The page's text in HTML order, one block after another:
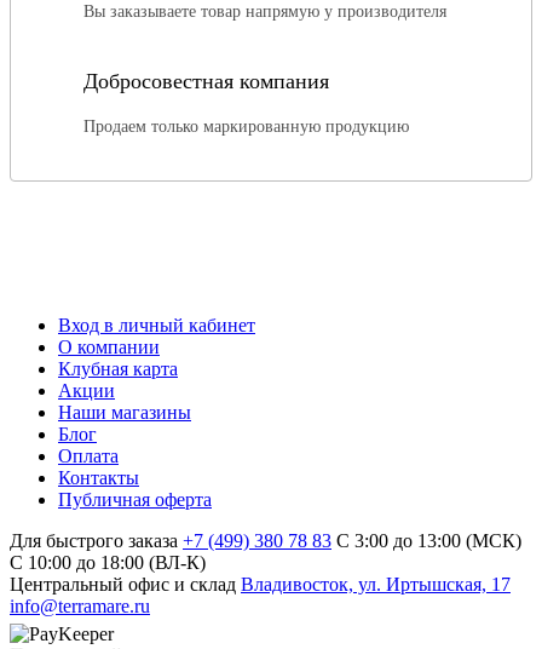
Вы заказываете товар напрямую у производителя
Добросовестная компания
Продаем только маркированную продукцию
Вход в личный кабинет
О компании
Клубная карта
Акции
Наши магазины
Блог
Оплата
Контакты
Публичная оферта
Для быстрого заказа +7 (499) 380 78 83 С 3:00 до 13:00 (МСК)
C 10:00 до 18:00 (ВЛ-К)
Центральный офис и склад Владивосток, ул. Иртышская, 17
info@terramare.ru